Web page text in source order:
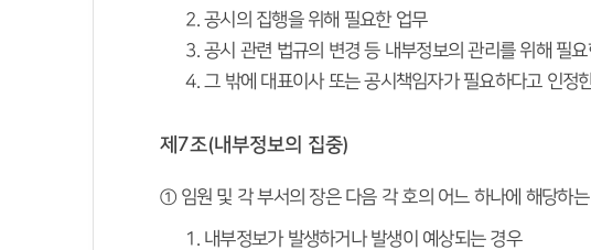
공시의 집행을 위해 필요한 업무
공시 관련 법규의 변경 등 내부정보의 관리를 위해 필
그 밖에 대표이사 또는 공시책임자가 필요하다고 인정
제7조(내부정보의 집중)
① 임원 및 각 부서의 장은 다음 각 호의 어느 하나에 해당하
내부정보가 발생하거나 발생이 예상되는 경우